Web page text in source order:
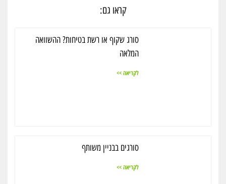
קראו גם:
סורג שקוף או רשת בטיחות? ההשוואה
המלאה
לקריאה >>
סורגים בבניין משותף
לקריאה >>